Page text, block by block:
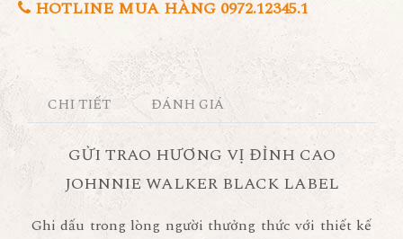
HOTLINE MUA HÀNG 0972.12345.1
CHI TIẾT ĐÁNH GIÁ
GỬI TRAO HƯƠNG VỊ ĐỈNH CAO
JOHNNIE WALKER BLACK LABEL
Ghi dấu trong lòng người thưởng thức với thiết kế